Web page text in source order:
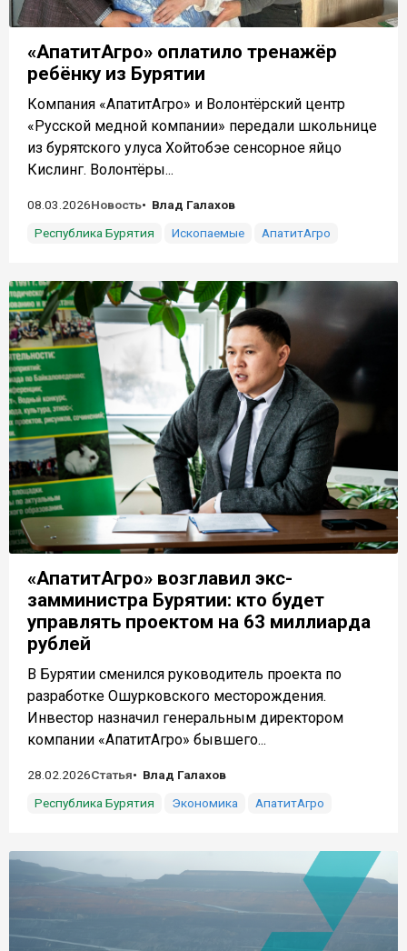
«АпатитАгро» оплатило тренажёр
ребёнку из Бурятии
Компания «АпатитАгро» и Волонтёрский центр
«Русской медной компании» передали школьнице
из бурятского улуса Хойтобэе сенсорное яйцо
Кислинг. Волонтёры...
08.03.2026Новость
Влад Галахов
Республика Бурятия
Ископаемые АпатитАгро
«АпатитАгро» возглавил экс-
замминистра Бурятии: кто будет
управлять проектом на 63 миллиарда
рублей
В Бурятии сменился руководитель проекта по
разработке Ошурковского месторождения.
Инвестор назначил генеральным директором
компании «АпатитАгро» бывшего...
28.02.2026Статья
Влад Галахов
Республика Бурятия
Экономика АпатитАгро